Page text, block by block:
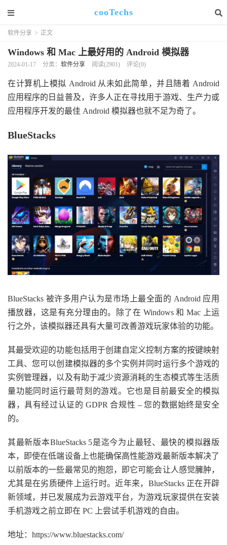
cooTechs
软件分享 > 正文
Windows 和 Mac 上最好用的 Android 模拟器
2024-01-17 分类： 软件分享 阅读(2901) 评论(0)
在计算机上模拟 Android 从未如此简单，并且随着 Android
应用程序的日益普及，许多人正在寻找用于游戏、生产力或
应用程序开发的最佳 Android 模拟器也就不足为奇了。
BlueStacks
BlueStacks 被许多用户认为是市场上最全面的 Android 应用
播放器，这是有充分理由的。除了在 Windows 和 Mac 上运
行之外，该模拟器还具有大量可改善游戏玩家体验的功能。
其最受欢迎的功能包括用于创建自定义控制方案的按键映射
工具、您可以创建模拟器的多个实例并同时运行多个游戏的
实例管理器，以及有助于减少资源消耗的生态模式等生活质
量功能同时运行最苛刻的游戏。它也是目前最安全的模拟
器，具有经过认证的 GDPR 合规性 – 您的数据始终是安全
的。
其最新版本BlueStacks 5是迄今为止最轻、最快的模拟器版
本，即使在低端设备上也能确保高性能游戏最新版本解决了
以前版本的一些最常见的抱怨，即它可能会让人感觉臃肿，
尤其是在劣质硬件上运行时。近年来，BlueStacks 正在开辟
新领域，并已发展成为云游戏平台，为游戏玩家提供在安装
手机游戏之前立即在 PC 上尝试手机游戏的自由。
地址：https://www.bluestacks.com/